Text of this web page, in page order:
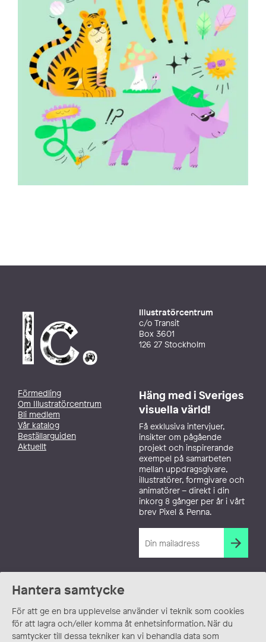
Hantera samtycke
För att ge en bra upplevelse använder vi teknik som cookies
för att lagra och/eller komma åt enhetsinformation. När du
samtycker till dessa tekniker kan vi behandla data som
Illustratörcentrum
c/o Transit
Box 3601
126 27 Stockholm
Förmedling
Om Illustratörcentrum
Bli medlem
Vår katalog
Beställarguiden
Aktuellt
Häng med i Sveriges
visuella värld!
Få exklusiva intervjuer,
insikter om pågående
projekt och inspirerande
exempel på samarbeten
mellan uppdragsgivare,
illustratörer, formgivare och
animatörer – direkt i din
inkorg 8 gånger per år i vårt
brev Pixel & Penna.